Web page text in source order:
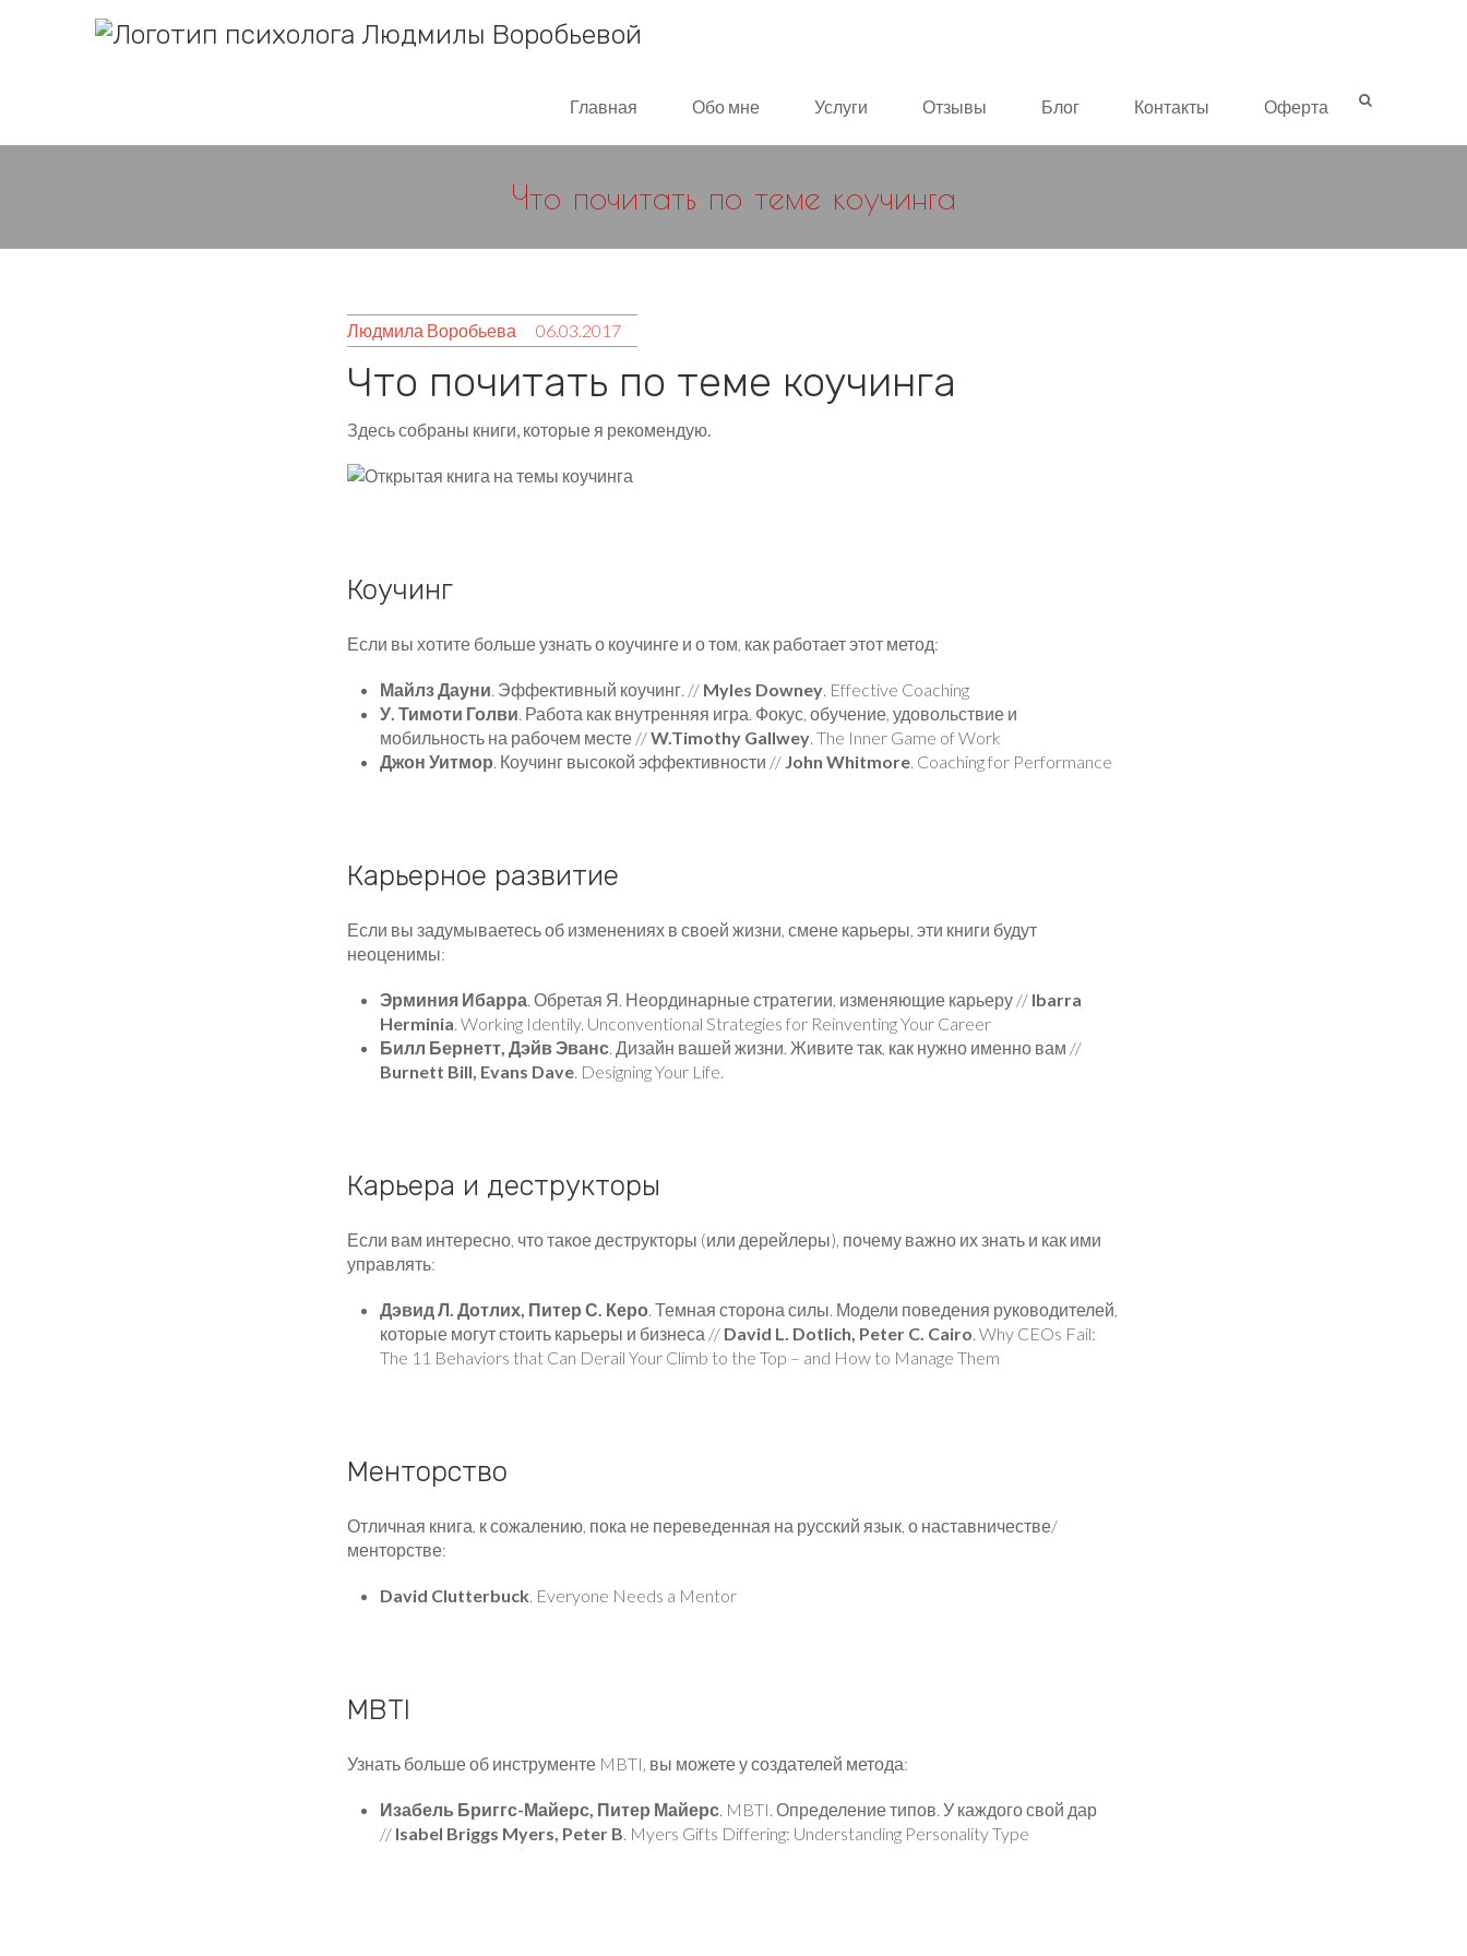
Главная Обо мне Услуги Отзывы Блог Контакты Оферта
Что почитать по теме коучинга
Людмила Воробьева 06.03.2017
Что почитать по теме коучинга
Здесь собраны книги, которые я рекомендую.
Коучинг
Если вы хотите больше узнать о коучинге и о том, как работает этот метод:
Майлз Дауни. Эффективный коучинг. // Myles Downey. Effective Coaching
У. Тимоти Голви. Работа как внутренняя игра. Фокус, обучение, удовольствие и
мобильность на рабочем месте //W.Timothy Gallwey. The Inner Game of Work
Джон Уитмор. Коучинг высокой эффективности // John Whitmore. Coaching for Performance
Карьерное развитие
Если вы задумываетесь об изменениях в своей жизни, смене карьеры, эти книги будут
неоценимы:
Эрминия Ибарра. Обретая Я. Неординарные стратегии, изменяющие карьеру // Ibarra
Herminia. Working Identily. Unconventional Strategies for Reinventing Your Career
Билл Бернетт, Дэйв Эванс. Дизайн вашей жизни. Живите так, как нужно именно вам //
Burnett Bill, Evans Dave. Designing Your Life.
Карьера и деструкторы
Если вам интересно, что такое деструкторы (или дерейлеры), почему важно их знать и как ими
управлять:
Дэвид Л. Дотлих, Питер С. Керо. Темная сторона силы. Модели поведения руководителей,
которые могут стоить карьеры и бизнеса // David L. Dotlich, Peter C. Cairo. Why CEOs Fail:
The 11 Behaviors that Can Derail Your Climb to the Top – and How to Manage Them
Менторство
Отличная книга, к сожалению, пока не переведенная на русский язык, о наставничестве/
менторстве:
David Clutterbuck. Everyone Needs a Mentor
MBTI
Узнать больше об инструменте MBTI, вы можете у создателей метода:
Изабель Бриггс-Майерс, Питер Майерс. MBTI. Определение типов. У каждого свой дар
// Isabel Briggs Myers, Peter B. Myers Gifts Differing: Understanding Personality Type